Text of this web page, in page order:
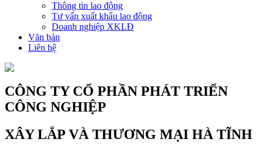
Thông tin lao động
Tư vấn xuất khẩu lao động
Doanh nghiệp XKLĐ
Văn bản
Liên hệ
CÔNG TY CỔ PHẦN PHÁT TRIỂN
CÔNG NGHIỆP
XÂY LẮP VÀ THƯƠNG MẠI HÀ TĨNH